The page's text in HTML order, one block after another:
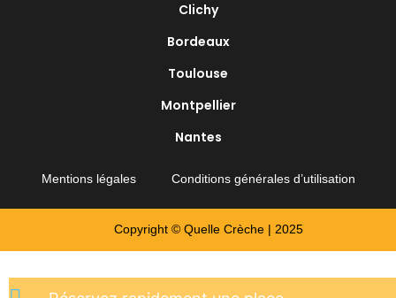
Clichy
Bordeaux
Toulouse
Montpellier
Nantes
Mentions légales Conditions générales d’utilisation
Copyright © Quelle Crèche | 2025